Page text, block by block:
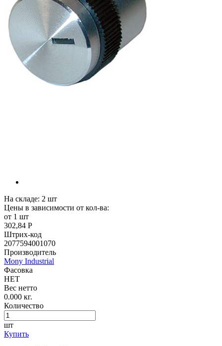
На складе: 2 шт
Цены в зависимости от кол-ва:
от 1 шт
302,84 Р
Штрих-код
2077594001070
Производитель
Mony Industrial
Фасовка
НЕТ
Вес нетто
0.000 кг.
Количество
шт
Купить